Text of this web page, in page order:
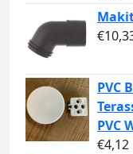
€
PVC
PVC
€4,12